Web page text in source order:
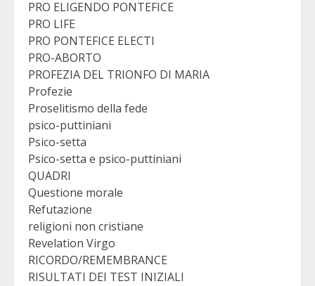
PRO ELIGENDO PONTEFICE
PRO LIFE
PRO PONTEFICE ELECTI
PRO-ABORTO
PROFEZIA DEL TRIONFO DI MARIA
Profezie
Proselitismo della fede
psico-puttiniani
Psico-setta
Psico-setta e psico-puttiniani
QUADRI
Questione morale
Refutazione
religioni non cristiane
Revelation Virgo
RICORDO/REMEMBRANCE
RISULTATI DEI TEST INIZIALI